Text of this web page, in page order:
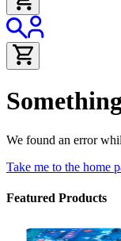
We found an error
Take me to the home
Featured Products